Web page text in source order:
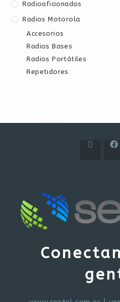
Radioaficionados
Radios Motorola
Accesorios
Radios Bases
Radios Portátiles
Repetidores